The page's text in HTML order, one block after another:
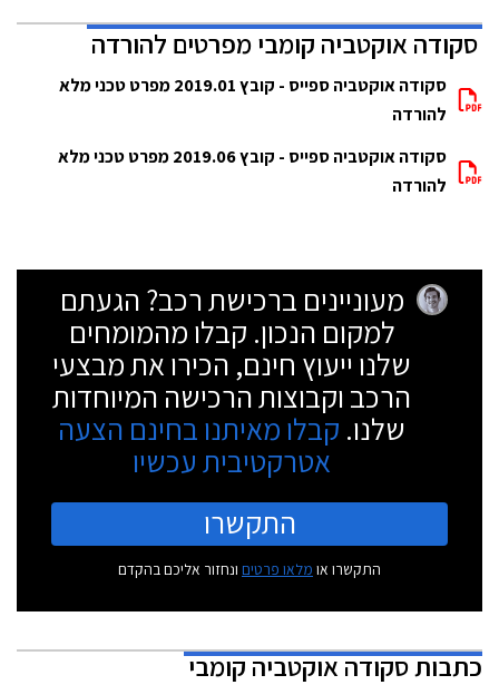
סקודה אוקטביה קומבי מפרטים להורדה
סקודה אוקטביה ספייס - קובץ 2019.01 מפרט טכני מלא
להורדה
סקודה אוקטביה ספייס - קובץ 2019.06 מפרט טכני מלא
להורדה
מעוניינים ברכישת רכב? הגעתם
למקום הנכון. קבלו מהמומחים
שלנו ייעוץ חינם, הכירו את מבצעי
הרכב וקבוצות הרכישה המיוחדות
שלנו. קבלו מאיתנו בחינם הצעה
אטרקטיבית עכשיו
התקשרו
התקשרו או מלאו פרטים ונחזור אליכם בהקדם
כתבותסקודה אוקטביה קומבי